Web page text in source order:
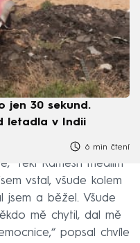
jen 30 sekund.
letadla v Indii
6 min čtení
řekl Ramesh médiím
vstal, všude kolem
jsem a běžel. Všude
mě chytil, dal mě
popsal chvíle